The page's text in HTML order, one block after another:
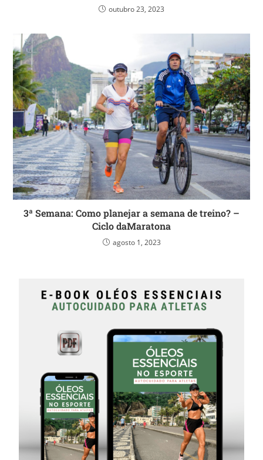
outubro 23, 2023
3ª Semana: Como planejar a semana de treino? –
Ciclo daMaratona
agosto 1, 2023